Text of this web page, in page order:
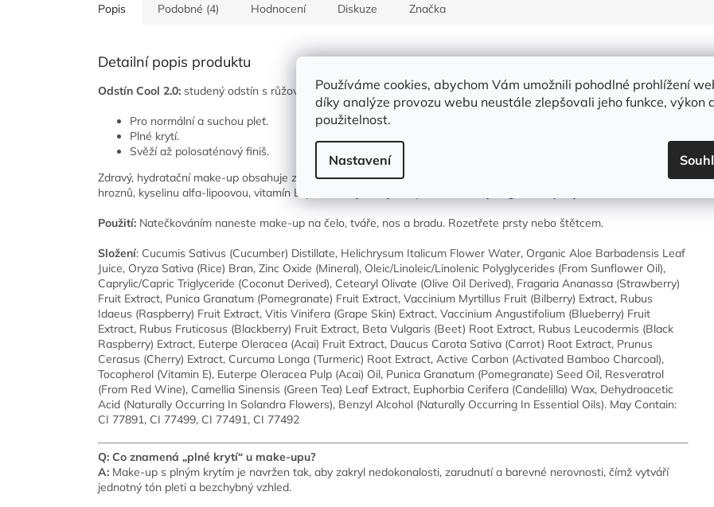
Používáme cookies, abychom Vám umožnili pohodlné prohlížení
díky analýze provozu webu neustále zlepšovali jeho funkce, výkon
použitelnost.
Nastavení
Popis Podobné (4) Hodnocení Diskuze Značka
Detailní popis produktu
Odstín Cool 2.0: studený odstín s růžovými podtóny,vhodný pro světlou pleť.
Pro normální a suchou pleť.
Plné krytí.
Svěží až polosaténový finiš.
Zdravý, hydratační make-up obsahuje zklidňující BIO šťávu z aloe vera, zelený čaj, anti-aging resveratrol z červených
hroznů, kyselinu alfa-lipoovou, vitamín E, pokožku zjemňující superovocné oleje z granátových jablíček a acai.
Použití: Natečkováním naneste make-up na čelo, tváře, nos a bradu. Rozetřete prsty nebo štětcem.
Složení: Cucumis Sativus (Cucumber) Distillate, Helichrysum Italicum Flower Water, Organic Aloe Barbadensis Leaf
Juice, Oryza Sativa (Rice) Bran, Zinc Oxide (Mineral), Oleic/Linoleic/Linolenic Polyglycerides (From Sunflower Oil),
Caprylic/Capric Triglyceride (Coconut Derived), Cetearyl Olivate (Olive Oil Derived), Fragaria Ananassa (Strawberry)
Fruit Extract, Punica Granatum (Pomegranate) Fruit Extract, Vaccinium Myrtillus Fruit (Bilberry) Extract, Rubus
Idaeus (Raspberry) Fruit Extract, Vitis Vinifera (Grape Skin) Extract, Vaccinium Angustifolium (Blueberry) Fruit
Extract, Rubus Fruticosus (Blackberry) Fruit Extract, Beta Vulgaris (Beet) Root Extract, Rubus Leucodermis (Black
Raspberry) Extract, Euterpe Oleracea (Acai) Fruit Extract, Daucus Carota Sativa (Carrot) Root Extract, Prunus
Cerasus (Cherry) Extract, Curcuma Longa (Turmeric) Root Extract, Active Carbon (Activated Bamboo Charcoal),
Tocopherol (Vitamin E), Euterpe Oleracea Pulp (Acai) Oil, Punica Granatum (Pomegranate) Seed Oil, Resveratrol
(From Red Wine), Camellia Sinensis (Green Tea) Leaf Extract, Euphorbia Cerifera (Candelilla) Wax, Dehydroacetic
Acid (Naturally Occurring In Solandra Flowers), Benzyl Alcohol (Naturally Occurring In Essential Oils). May Contain:
CI 77891, CI 77499, CI 77491, CI 77492
Q: Co znamená „plné krytí“ u make-upu?
A: Make-up s plným krytím je navržen tak, aby zakryl nedokonalosti, zarudnutí a barevné nerovnosti, čímž vytváří
jednotný tón pleti a bezchybný vzhled.
EAN: